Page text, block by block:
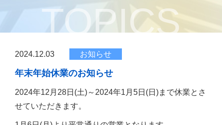
TOPICS
2024.12.03 お知らせ
年末年始休業のお知らせ
2024年12月28日(土)～2024年1月5日(日)まで休業とさ
せていただきます。